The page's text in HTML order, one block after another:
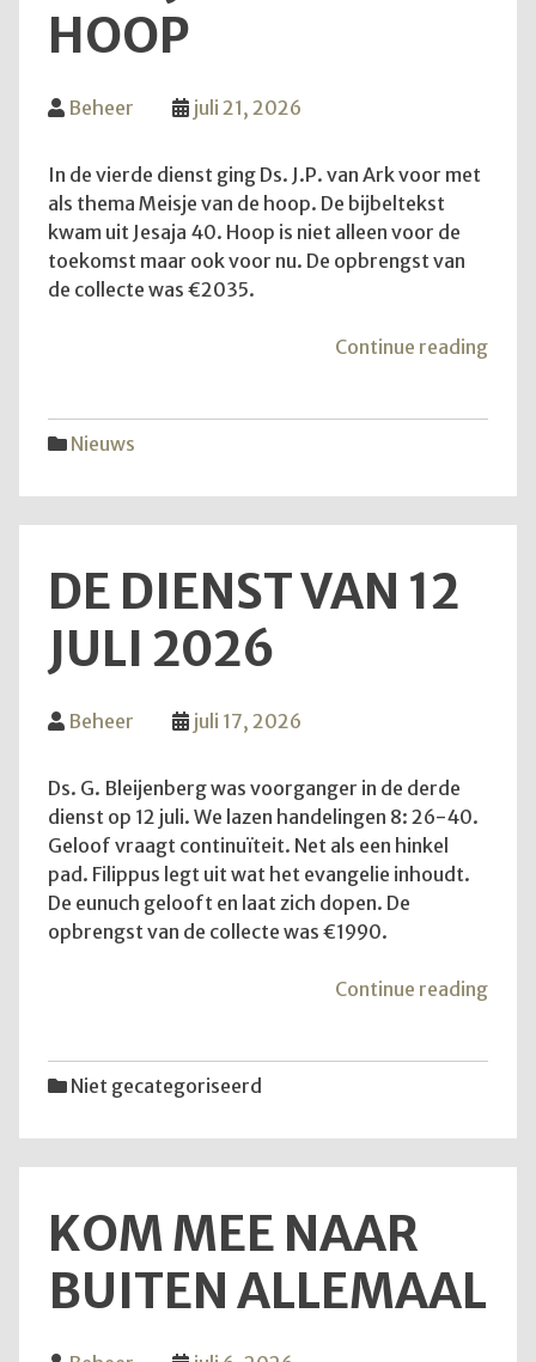
HOOP
Beheer juli 21, 2026
In de vierde dienst ging Ds. J.P. van Ark voor met
als thema Meisje van de hoop. De bijbeltekst
kwam uit Jesaja 40. Hoop is niet alleen voor de
toekomst maar ook voor nu. De opbrengst van
de collecte was €2035.
Continue reading
Nieuws
DE DIENST VAN 12
JULI 2026
Beheer juli 17, 2026
Ds. G. Bleijenberg was voorganger in de derde
dienst op 12 juli. We lazen handelingen 8: 26-40.
Geloof vraagt continuïteit. Net als een hinkel
pad. Filippus legt uit wat het evangelie inhoudt.
De eunuch gelooft en laat zich dopen. De
opbrengst van de collecte was €1990.
Continue reading"De
Niet gecategoriseerd
KOM MEE NAAR
BUITEN ALLEMAAL